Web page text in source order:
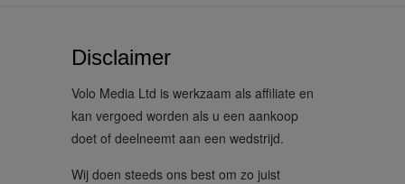
Disclaimer
Volo Media Ltd is werkzaam als affiliate en
kan vergoed worden als u een aankoop
doet of deelneemt aan een wedstrijd.
Wij doen steeds ons best om zo juist